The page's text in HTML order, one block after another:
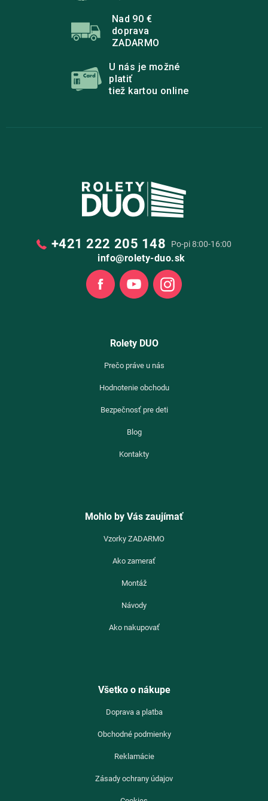
Nad 90 €
doprava
ZADARMO
U nás je možné
platiť
tiež kartou online
+421 222 205 148 Po-pi 8:00-16:00
info@rolety-duo.sk
Facebook Youtube
Rolety DUO
Prečo práve u nás
Hodnotenie obchodu
Bezpečnosť pre deti
Blog
Kontakty
Mohlo by Vás zaujímať
Vzorky ZADARMO
Ako zamerať
Montáž
Návody
Ako nakupovať
Všetko o nákupe
Doprava a platba
Obchodné podmienky
Reklamácie
Zásady ochrany údajov